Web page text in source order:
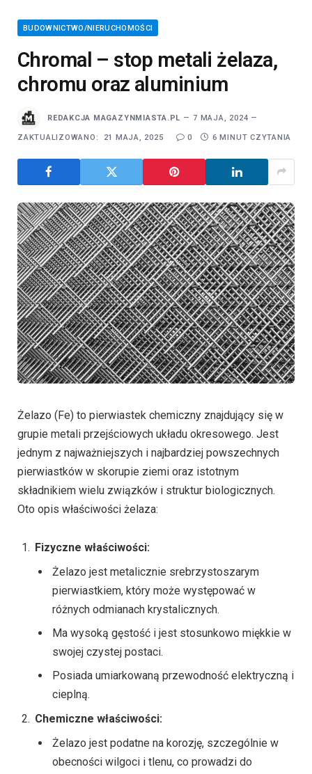
BUDOWNICTWO/NIERUCHOMOŚCI
Chromal – stop metali żelaza,
chromu oraz aluminium
REDAKCJA MAGAZYNMIASTA.PL 7 MAJA, 2024
ZAKTUALIZOWANO: 21 MAJA, 2025 0 6 MINUT CZYTANIA
Żelazo (Fe) to pierwiastek chemiczny znajdujący się w
grupie metali przejściowych układu okresowego. Jest
jednym z najważniejszych i najbardziej powszechnych
pierwiastków w skorupie ziemi oraz istotnym
składnikiem wielu związków i struktur biologicznych.
Oto opis właściwości żelaza:
Fizyczne właściwości:
Żelazo jest metalicznie srebrzystoszarym
pierwiastkiem, który może występować w
różnych odmianach krystalicznych.
Ma wysoką gęstość i jest stosunkowo miękkie w
swojej czystej postaci.
Posiada umiarkowaną przewodność elektryczną i
cieplną.
Chemiczne właściwości:
Żelazo jest podatne na korozję, szczególnie w
obecności wilgoci i tlenu, co prowadzi do